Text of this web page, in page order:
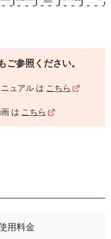
参照ください。
ュアル は こちら
は こちら
用料金